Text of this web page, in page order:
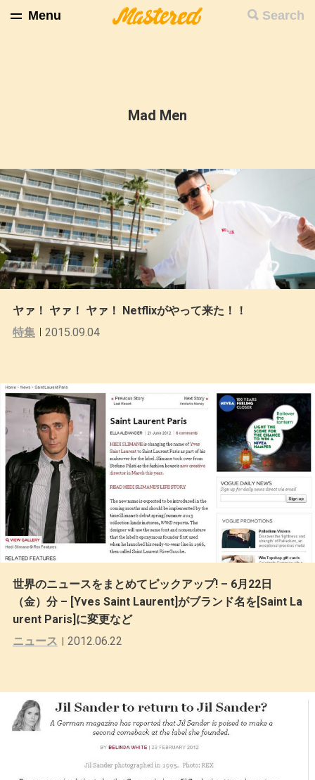
Search
Menu
Mad Men
ヤァ！ ヤァ！ ヤァ！ Netflixがやって来た！！
特集
2015.09.04
世界のニュースをまとめてピックアップ! – 6月22日
（金）分 – [Yves Saint Laurent]がブランド名を[Saint La
urent Paris]に変更など
ニュース
2012.06.22